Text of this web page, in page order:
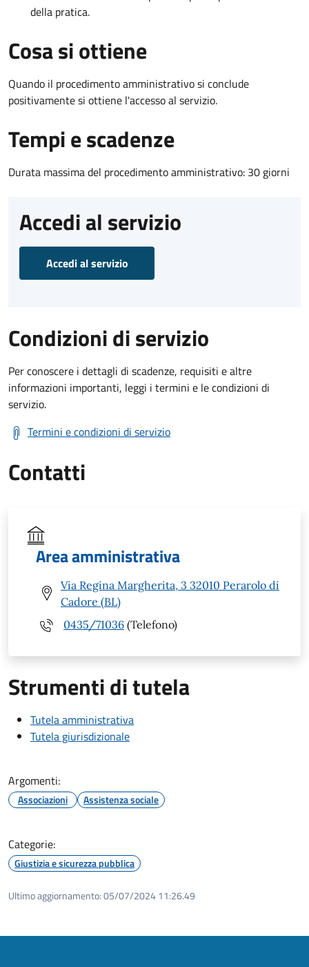
della pratica.
Cosa si ottiene
Quando il procedimento amministrativo si conclude
positivamente si ottiene l'accesso al servizio.
Tempi e scadenze
Durata massima del procedimento amministrativo: 30 giorni
Accedi al servizio
Accedi al servizio
Condizioni di servizio
Per conoscere i dettagli di scadenze, requisiti e altre
informazioni importanti, leggi i termini e le condizioni di
servizio.
Termini e condizioni di servizio
Contatti
Area amministrativa
Via Regina Margherita, 3 32010 Perarolo di
Cadore (BL)
0435/71036 (Telefono)
Strumenti di tutela
Tutela amministrativa
Tutela giurisdizionale
Argomenti:
Associazioni Assistenza sociale
Categorie:
Giustizia e sicurezza pubblica
Ultimo aggiornamento:05/07/2024 11:26.49